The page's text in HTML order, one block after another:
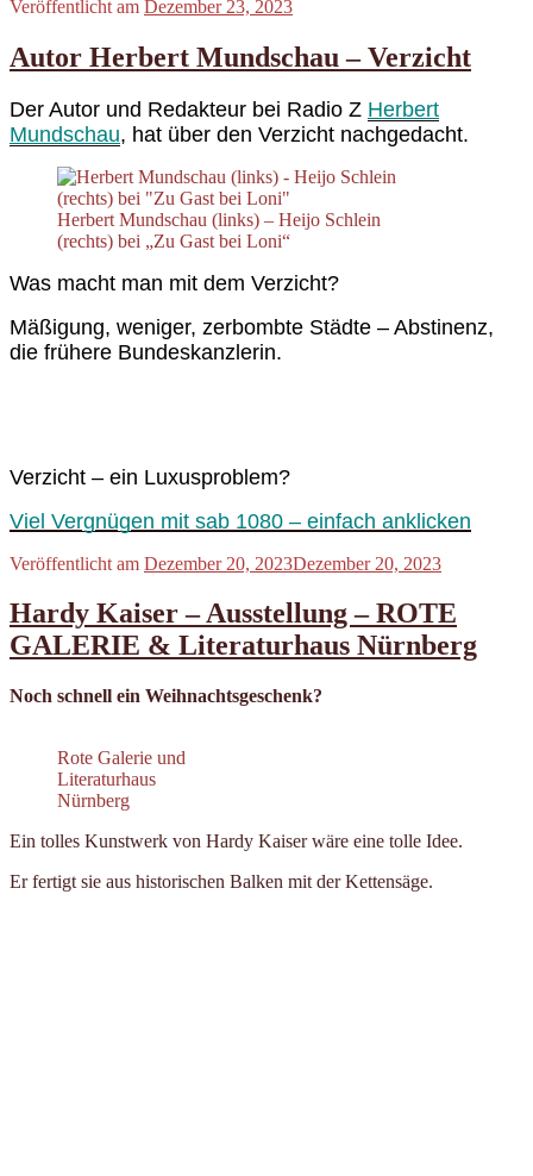
Veröffentlicht am Dezember 23, 2023
Autor Herbert Mundschau – Verzicht
Der Autor und Redakteur bei Radio Z Herbert
Mundschau, hat über den Verzicht nachgedacht.
Herbert Mundschau (links) – Heijo Schlein
(rechts) bei „Zu Gast bei Loni“
Was macht man mit dem Verzicht?
Mäßigung, weniger, zerbombte Städte – Abstinenz,
die frühere Bundeskanzlerin.
Verzicht – ein Luxusproblem?
Viel Vergnügen mit sab 1080 – einfach anklicken
Veröffentlicht am Dezember 20, 2023Dezember 20, 2023
Hardy Kaiser – Ausstellung – ROTE
GALERIE & Literaturhaus Nürnberg
Noch schnell ein Weihnachtsgeschenk?
Rote Galerie und
Literaturhaus
Nürnberg
Ein tolles Kunstwerk von Hardy Kaiser wäre eine tolle Idee.
Er fertigt sie aus historischen Balken mit der Kettensäge.